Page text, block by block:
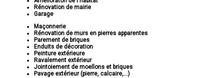
Rénovation de mairie
Garage
Maçonnerie
Rénovation de murs en pierres apparentes
Parement de briques
Enduits de décoration
Peinture extérieure
Ravalement extérieur
Jointoiement de moellons et briques
Pavage extérieur (pierre, calcaire,...)